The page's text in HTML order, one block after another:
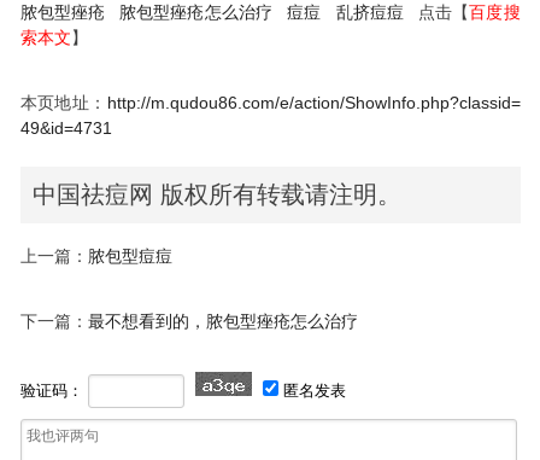
脓包型痤疮 脓包型痤疮怎么治疗 痘痘 乱挤痘痘 点击【百度搜
索本文】
本页地址： http://m.qudou86.com/e/action/ShowInfo.php?classid=
49&id=4731
中国祛痘网 版权所有转载请注明。
上一篇： 脓包型痘痘
下一篇： 最不想看到的，脓包型痤疮怎么治疗
验证码： 匿名发表